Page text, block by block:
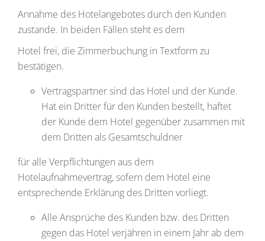
Annahme des Hotelangebotes durch den Kunden
zustande. In beiden Fällen steht es dem
Hotel frei, die Zimmerbuchung in Textform zu
bestätigen.
Vertragspartner sind das Hotel und der Kunde.
Hat ein Dritter für den Kunden bestellt, haftet
der Kunde dem Hotel gegenüber zusammen mit
dem Dritten als Gesamtschuldner
für alle Verpflichtungen aus dem
Hotelaufnahmevertrag, sofern dem Hotel eine
entsprechende Erklärung des Dritten vorliegt.
Alle Ansprüche des Kunden bzw. des Dritten
gegen das Hotel verjähren in einem Jahr ab dem